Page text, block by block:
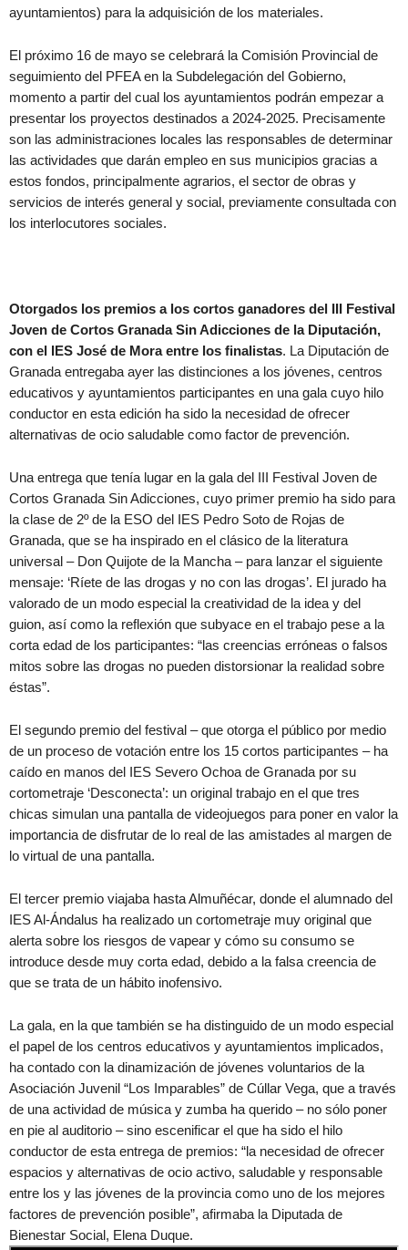
ayuntamientos) para la adquisición de los materiales.
El próximo 16 de mayo se celebrará la Comisión Provincial de
seguimiento del PFEA en la Subdelegación del Gobierno,
momento a partir del cual los ayuntamientos podrán empezar a
presentar los proyectos destinados a 2024-2025. Precisamente
son las administraciones locales las responsables de determinar
las actividades que darán empleo en sus municipios gracias a
estos fondos, principalmente agrarios, el sector de obras y
servicios de interés general y social, previamente consultada con
los interlocutores sociales.
Otorgados los premios a los cortos ganadores del III Festival
Joven de Cortos Granada Sin Adicciones de la Diputación,
con el IES José de Mora entre los finalistas. La Diputación de
Granada entregaba ayer las distinciones a los jóvenes, centros
educativos y ayuntamientos participantes en una gala cuyo hilo
conductor en esta edición ha sido la necesidad de ofrecer
alternativas de ocio saludable como factor de prevención.
Una entrega que tenía lugar en la gala del III Festival Joven de
Cortos Granada Sin Adicciones, cuyo primer premio ha sido para
la clase de 2º de la ESO del IES Pedro Soto de Rojas de
Granada, que se ha inspirado en el clásico de la literatura
universal – Don Quijote de la Mancha – para lanzar el siguiente
mensaje: ‘Ríete de las drogas y no con las drogas’. El jurado ha
valorado de un modo especial la creatividad de la idea y del
guion, así como la reflexión que subyace en el trabajo pese a la
corta edad de los participantes: “las creencias erróneas o falsos
mitos sobre las drogas no pueden distorsionar la realidad sobre
éstas”.
El segundo premio del festival – que otorga el público por medio
de un proceso de votación entre los 15 cortos participantes – ha
caído en manos del IES Severo Ochoa de Granada por su
cortometraje ‘Desconecta’: un original trabajo en el que tres
chicas simulan una pantalla de videojuegos para poner en valor la
importancia de disfrutar de lo real de las amistades al margen de
lo virtual de una pantalla.
El tercer premio viajaba hasta Almuñécar, donde el alumnado del
IES Al-Ándalus ha realizado un cortometraje muy original que
alerta sobre los riesgos de vapear y cómo su consumo se
introduce desde muy corta edad, debido a la falsa creencia de
que se trata de un hábito inofensivo.
La gala, en la que también se ha distinguido de un modo especial
el papel de los centros educativos y ayuntamientos implicados,
ha contado con la dinamización de jóvenes voluntarios de la
Asociación Juvenil “Los Imparables” de Cúllar Vega, que a través
de una actividad de música y zumba ha querido – no sólo poner
en pie al auditorio – sino escenificar el que ha sido el hilo
conductor de esta entrega de premios: “la necesidad de ofrecer
espacios y alternativas de ocio activo, saludable y responsable
entre los y las jóvenes de la provincia como uno de los mejores
factores de prevención posible”, afirmaba la Diputada de
Bienestar Social, Elena Duque.